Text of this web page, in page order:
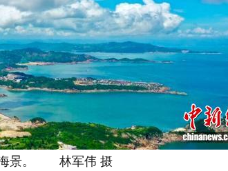
。 林军伟 摄